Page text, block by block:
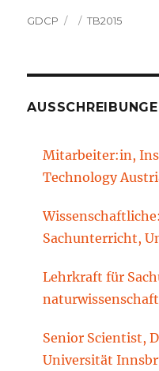
Autor
GDCP
Veröffentlicht
Kategorien
TB2015
Mitarbeiter:in,
Technology
Sachunterricht,
Lehrkraft für
Technische
Senior Scientist,
Universität